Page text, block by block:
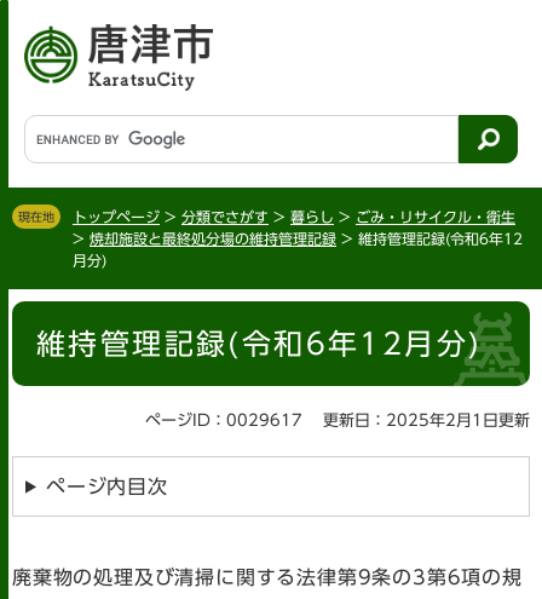
す
。
し
て
へ
G
o
g
l
ス
タ
ム
現在地 トップページ > 分類でさがす > 暮らし > ごみ・リサイクル・衛生
> 焼却施設と最終処分場の維持管理記録 > 維持管理記録(令和6年12
月分)
本
維持管理記録(令和6年12月分)
ページID：0029617 更新日：2025年2月1日更新
ページ内目次
廃棄物の処理及び清掃に関する法律第9条の3第6項の規